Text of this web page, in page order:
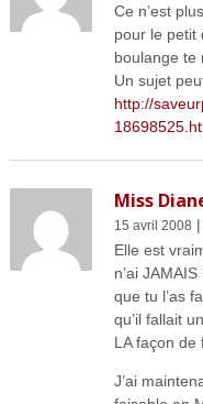
Ce n’est
pour le petit
boulange te
Un sujet
http://
Miss
15 avril 2008 |
Elle est
n’ai
que tu l’as
qu’il fallait
LA façon de
J’ai